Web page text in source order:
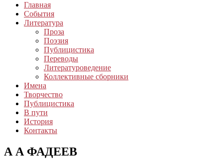
Главная
События
Литература
Проза
Поэзия
Публицистика
Переводы
Литературоведение
Коллективные сборники
Имена
Творчество
Публицистика
В пути
История
Контакты
А А ФАДЕЕВ